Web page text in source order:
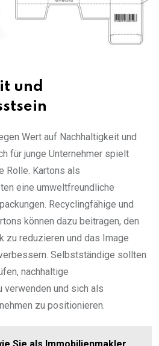
und
Wert auf Nachhaltigkeit und
für junge Unternehmer spielt
Rolle. Kartons als
eine umweltfreundliche
Recyclingfähige und
können dazu beitragen, den
zu reduzieren und das Image
Selbstständige sollten
nachhaltige
verwenden und sich als
zu positionieren.